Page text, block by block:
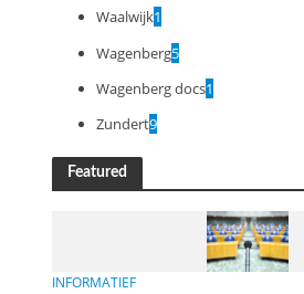
Waalwijk1
Wagenberg5
Wagenberg docs1
Zundert9
Featured
INFORMATIEF